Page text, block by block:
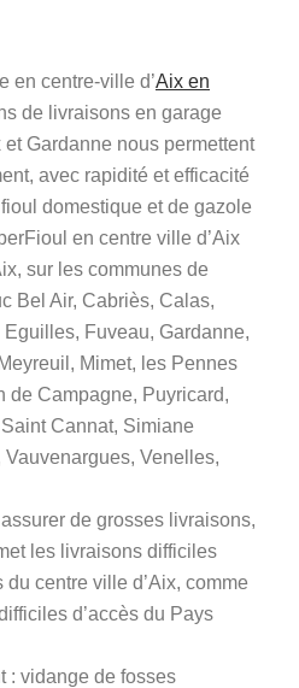
en centre-ville d’Aix en
de livraisons en garage
Gardanne nous permettent
avec rapidité et efficacité
domestique et de gazole
en centre ville d’Aix
sur les communes de
Bel Air, Cabriès, Calas,
Fuveau, Gardanne,
Mimet, les Pennes
de Campagne, Puyricard,
Cannat, Simiane
Venelles,
de grosses livraisons,
les livraisons difficiles
centre ville d’Aix, comme
d’accès du Pays
: vidange de fosses